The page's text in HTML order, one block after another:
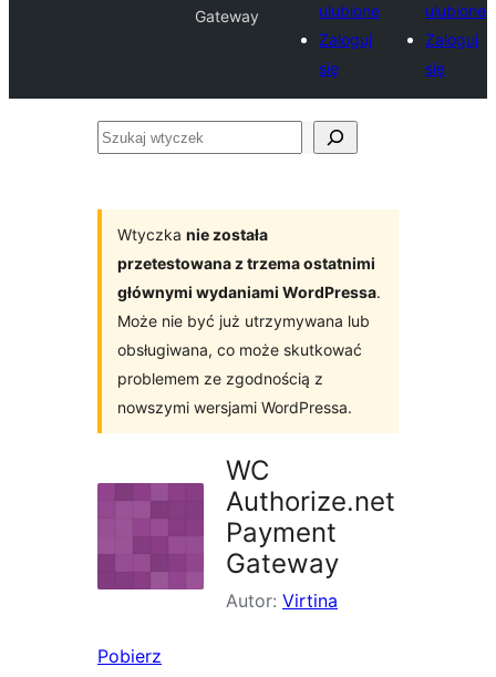
Gateway
ulubione
Zaloguj
się
ulubione
Zaloguj
się
Szukaj
Wtyczka nie została
przetestowana z trzema ostatnimi
głównymi wydaniami WordPressa.
Może nie być już utrzymywana lub
obsługiwana, co może skutkować
problemem ze zgodnością z
nowszymi wersjami WordPressa.
WC
Authorize.net
Payment
Gateway
Autor: Virtina
Pobierz